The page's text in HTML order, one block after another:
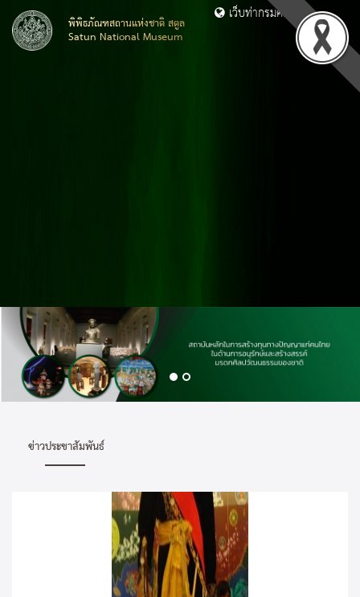
พิพิธภัณฑสถานแห่งชาติ สตูล
Satun National Museum
เว็บท่ากรมศิลปากร
ข่าวประชาสัมพันธ์